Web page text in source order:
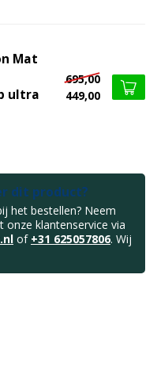
Mat
ultra
695,00
449,00
dit product?
het bestellen? Neem
klantenservice via
of +31 625057806. Wij